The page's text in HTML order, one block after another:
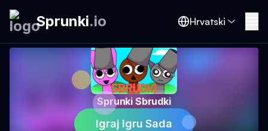
Sprunki.io Hrvatski
Sprunki Sbrudki
Igraj Igru Sada